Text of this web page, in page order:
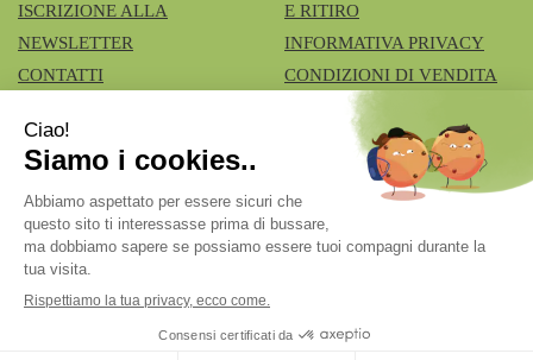
ISCRIZIONE ALLA
NEWSLETTER
CONTATTI
E RITIRO
INFORMATIVA PRIVACY
CONDIZIONI DI VENDITA
COOKIE POLICY
Azienda Speciale Farmacie Comunali Vimercatesi
Lualdi, 6 - Ruginello 20871 Vimercate (MB)
fcia.vimercate1@tiscali.it|Tel.: 039668100| P.Iva:
02211980962 | Numero R.E.A.: Rea MB – 1545327
Prenofa